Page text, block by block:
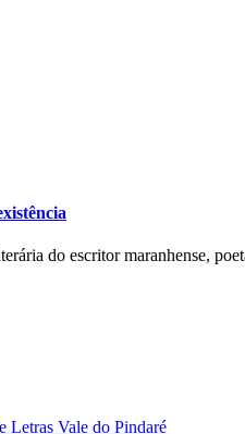
do escritor maranhense,
Vale do Pindaré